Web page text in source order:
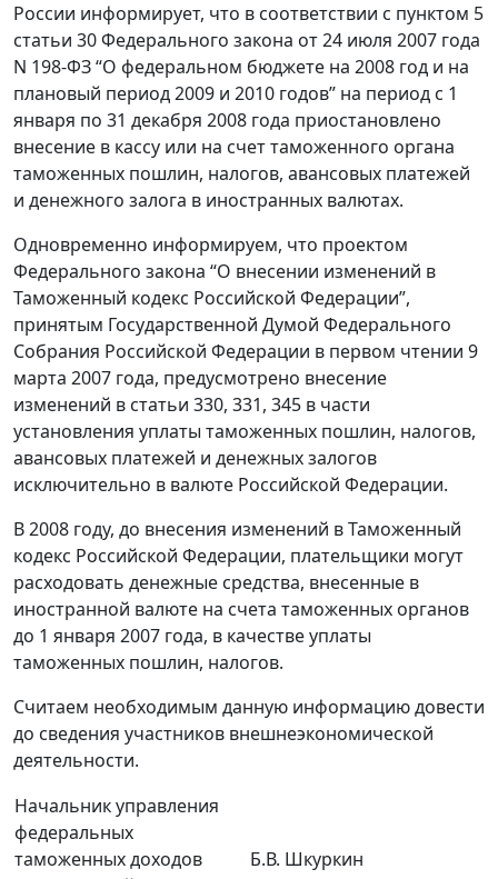
России информирует, что в соответствии с пунктом 5
статьи 30 Федерального закона от 24 июля 2007 года
N 198-ФЗ “О федеральном бюджете на 2008 год и на
плановый период 2009 и 2010 годов” на период с 1
января по 31 декабря 2008 года приостановлено
внесение в кассу или на счет таможенного органа
таможенных пошлин, налогов, авансовых платежей
и денежного залога в иностранных валютах.
Одновременно информируем, что проектом
Федерального закона “О внесении изменений в
Таможенный кодекс Российской Федерации”,
принятым Государственной Думой Федерального
Собрания Российской Федерации в первом чтении 9
марта 2007 года, предусмотрено внесение
изменений в статьи 330, 331, 345 в части
установления уплаты таможенных пошлин, налогов,
авансовых платежей и денежных залогов
исключительно в валюте Российской Федерации.
В 2008 году, до внесения изменений в Таможенный
кодекс Российской Федерации, плательщики могут
расходовать денежные средства, внесенные в
иностранной валюте на счета таможенных органов
до 1 января 2007 года, в качестве уплаты
таможенных пошлин, налогов.
Считаем необходимым данную информацию довести
до сведения участников внешнеэкономической
деятельности.
Начальник управления
федеральных
таможенных доходов
Б.В. Шкуркин